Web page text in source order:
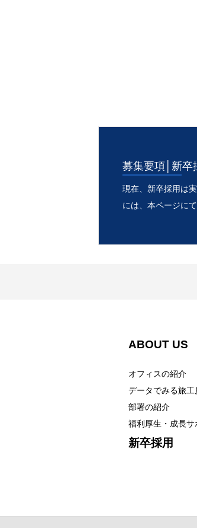
ENTRY
採用FAQ
新着情報
募集要項│新卒
現在、新卒採用は
には、本ページに
ABOUT US
オフィスの紹介
データでみる旅工
部署の紹介
福利厚生・成長サ
新卒採用